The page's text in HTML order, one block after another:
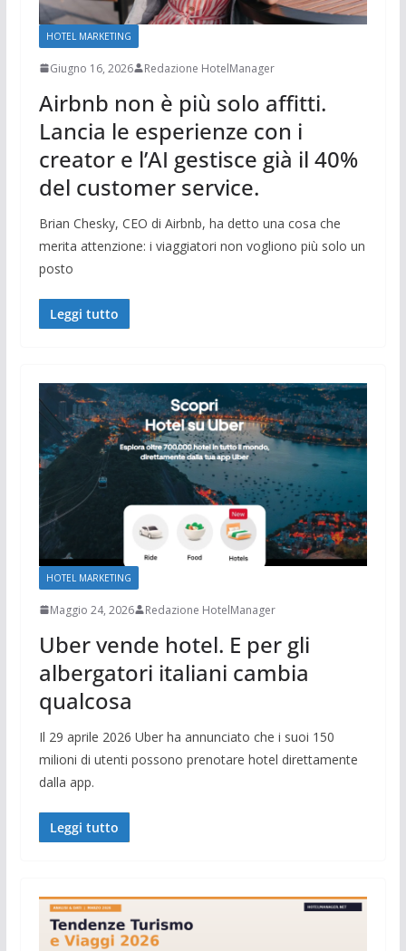
HOTEL MARKETING
Giugno 16, 2026 Redazione HotelManager
Airbnb non è più solo affitti.
Lancia le esperienze con i
creator e l’AI gestisce già il 40%
del customer service.
Brian Chesky, CEO di Airbnb, ha detto una cosa che
merita attenzione: i viaggiatori non vogliono più solo un
posto
Leggi tutto
HOTEL MARKETING
Maggio 24, 2026 Redazione HotelManager
Uber vende hotel. E per gli
albergatori italiani cambia
qualcosa
Il 29 aprile 2026 Uber ha annunciato che i suoi 150
milioni di utenti possono prenotare hotel direttamente
dalla app.
Leggi tutto